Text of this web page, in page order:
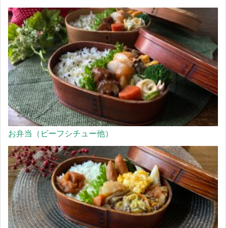
お弁当（ビーフシチュー他）